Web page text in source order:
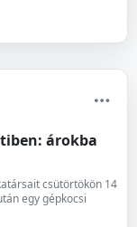
árokba
csütörtökön 14
egy gépkocsi